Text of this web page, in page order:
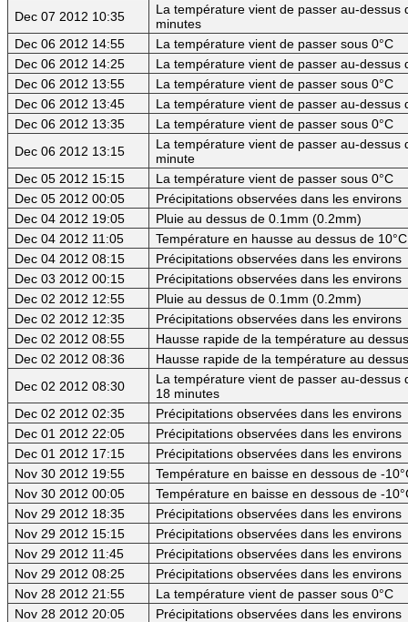
Dec 07 2012 10:35
La température vient de passer au-
minutes
Dec 06 2012 14:55
La température vient de passer sous 0°C
Dec 06 2012 14:25
La température vient de passer au-
Dec 06 2012 13:55
La température vient de passer sous 0°C
Dec 06 2012 13:45
La température vient de passer au-
Dec 06 2012 13:35
La température vient de passer sous 0°C
Dec 06 2012 13:15
La température vient de passer au-
minute
Dec 05 2012 15:15
La température vient de passer sous 0°C
Dec 05 2012 00:05
Précipitations observées dans les environs
Dec 04 2012 19:05
Pluie au dessus de 0.1mm (0.2mm)
Dec 04 2012 11:05
Température en hausse au dessus de
Dec 04 2012 08:15
Précipitations observées dans les environs
Dec 03 2012 00:15
Précipitations observées dans les environs
Dec 02 2012 12:55
Pluie au dessus de 0.1mm (0.2mm)
Dec 02 2012 12:35
Précipitations observées dans les environs
Dec 02 2012 08:55
Hausse rapide de la température au
Dec 02 2012 08:36
Hausse rapide de la température au
Dec 02 2012 08:30
La température vient de passer au-
18 minutes
Dec 02 2012 02:35
Précipitations observées dans les environs
Dec 01 2012 22:05
Précipitations observées dans les environs
Dec 01 2012 17:15
Précipitations observées dans les environs
Nov 30 2012 19:55
Température en baisse en dessous de -
Nov 30 2012 00:05
Température en baisse en dessous de -
Nov 29 2012 18:35
Précipitations observées dans les environs
Nov 29 2012 15:15
Précipitations observées dans les environs
Nov 29 2012 11:45
Précipitations observées dans les environs
Nov 29 2012 08:25
Précipitations observées dans les environs
Nov 28 2012 21:55
La température vient de passer sous 0°C
Nov 28 2012 20:05
Précipitations observées dans les environs